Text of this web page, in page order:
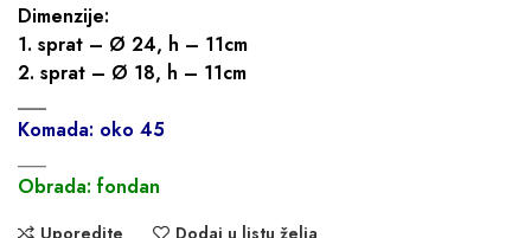
Dimenzije:
1. sprat – Ø 24, h – 11cm
2. sprat – Ø 18, h – 11cm
___
Komada: oko 45
Obrada: fondan
Uporedite Dodaj u listu želja